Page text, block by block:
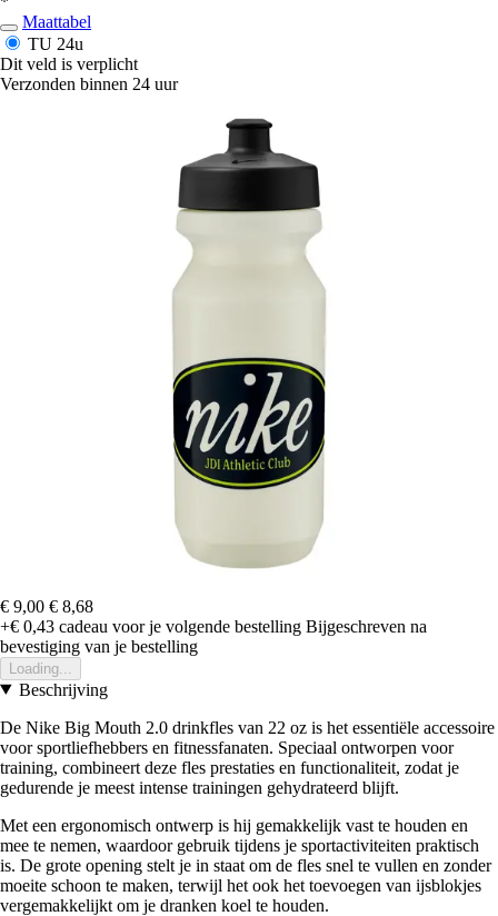
Maattabel
TU 24u
Dit veld is verplicht
Verzonden binnen 24 uur
€ 9,00 € 8,68
+€ 0,43 cadeau voor je volgende bestelling Bijgeschreven na
bevestiging van je bestelling
Loading...
Beschrijving
De Nike Big Mouth 2.0 drinkfles van 22 oz is het essentiële accessoire
voor sportliefhebbers en fitnessfanaten. Speciaal ontworpen voor
training, combineert deze fles prestaties en functionaliteit, zodat je
gedurende je meest intense trainingen gehydrateerd blijft.
Met een ergonomisch ontwerp is hij gemakkelijk vast te houden en
mee te nemen, waardoor gebruik tijdens je sportactiviteiten praktisch
is. De grote opening stelt je in staat om de fles snel te vullen en zonder
moeite schoon te maken, terwijl het ook het toevoegen van ijsblokjes
vergemakkelijkt om je dranken koel te houden.